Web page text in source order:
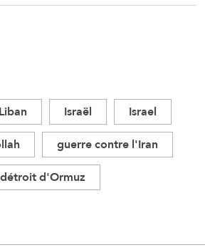
Liban Israël
Israel
guerre contre l'Iran
détroit d'Ormuz